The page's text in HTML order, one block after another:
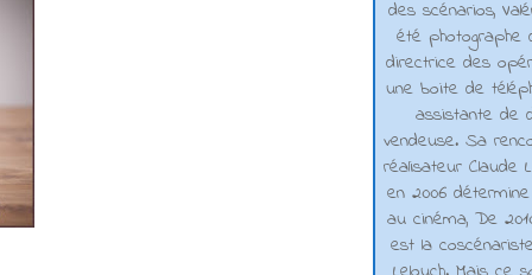
des scénarios,
été photographe
directrice des
une boite de
assistante de
vendeuse. Sa
réalisateur Claude
en 2006
au cinéma, De
est la